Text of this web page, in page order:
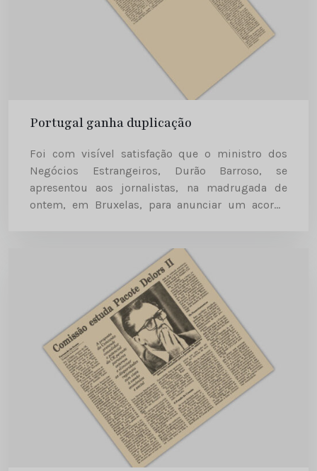
Portugal ganha duplicação
Foi com visível satisfação que o ministro dos
Negócios Estrangeiros, Durão Barroso, se
apresentou aos jornalistas, na madrugada de
ontem, em Bruxelas, para anunciar um acordo